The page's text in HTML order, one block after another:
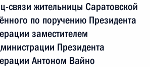
связи жительницы Саратовской
по поручению Президента
заместителем
Президента
Антоном Вайно